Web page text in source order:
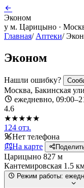
Эконом
у м. Царицыно ·
Главная/ Аптеки/
Эконом
Нашли ошибку?
Москва, Бакинская
ежедневно,
4.6
★★★★★
124 отз.
Нет телефона
На карте
Царицыно 827 м
Кантемировская 1.5
Режим работы: